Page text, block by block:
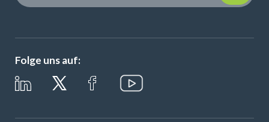
Folge uns auf: